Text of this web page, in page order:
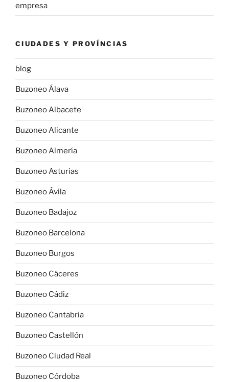
empresa
CIUDADES Y PROVÍNCIAS
blog
Buzoneo Álava
Buzoneo Albacete
Buzoneo Alicante
Buzoneo Almería
Buzoneo Asturias
Buzoneo Ávila
Buzoneo Badajoz
Buzoneo Barcelona
Buzoneo Burgos
Buzoneo Cáceres
Buzoneo Cádiz
Buzoneo Cantabria
Buzoneo Castellón
Buzoneo Ciudad Real
Buzoneo Córdoba